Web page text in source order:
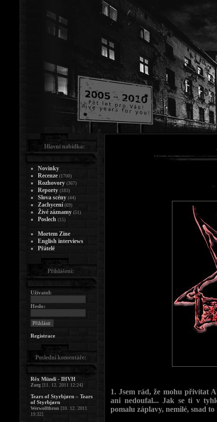
1. Jsem rád, že mohu přivítat
ani nedoufal... Jak se ti v
pomalu záplavy, nemilé, snad
Hlavní nabídka:
Novinky
Recenze (1700)
Rozhovory (367)
Reporty (183)
Slova scény (44)
Zachycení (69)
Živé záznamy (51)
Poslech (15)
Mortem Zine
English interviews
Přátelé
Přihlášení:
Uživatel:
Heslo:
Registrace
Poslední komentáře:
Rêx Mündi - IHVH
Zorg [11. 12. 2011 12:24]
Tears of Styrbjørn – Tears
of Styrbjørn
Werwolfthron [10. 12. 2011
19:32]